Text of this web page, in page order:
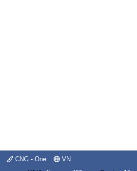
CNG - One VN